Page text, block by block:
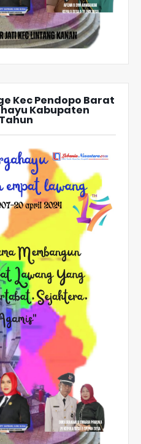
Kec Pendopo Barat
Kabupaten